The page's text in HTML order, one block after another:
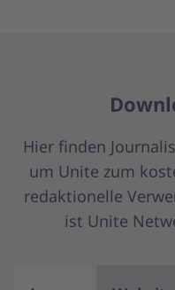
Hier finden
um Unite zum
redaktionelle
ist Unite